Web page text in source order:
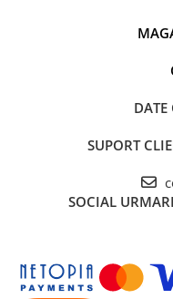
DATE
SUPORT
SOCIAL